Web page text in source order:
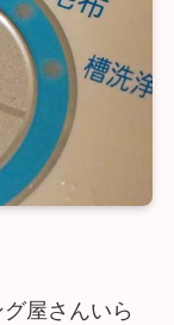
屋さんいら